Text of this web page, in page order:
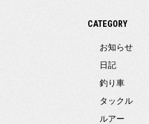
CATEGORY
お知らせ
日記
釣り車
タックル
ルアー